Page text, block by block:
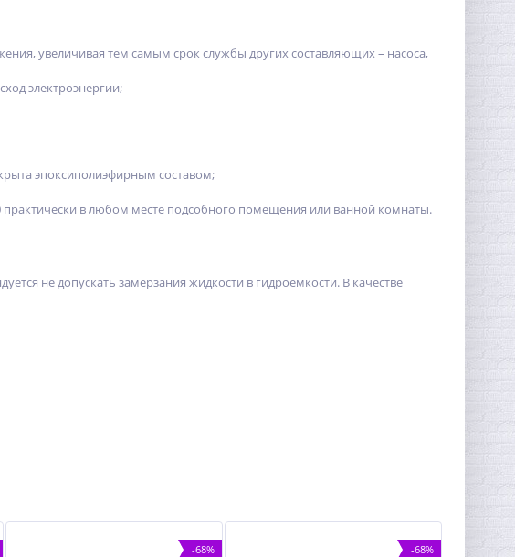
увеличивая тем самым срок службы других составляющих – насоса,
электроэнергии;
эпоксиполиэфирным составом;
в любом месте подсобного помещения или ванной комнаты.
не допускать замерзания жидкости в гидроёмкости. В качестве
-68% -68%